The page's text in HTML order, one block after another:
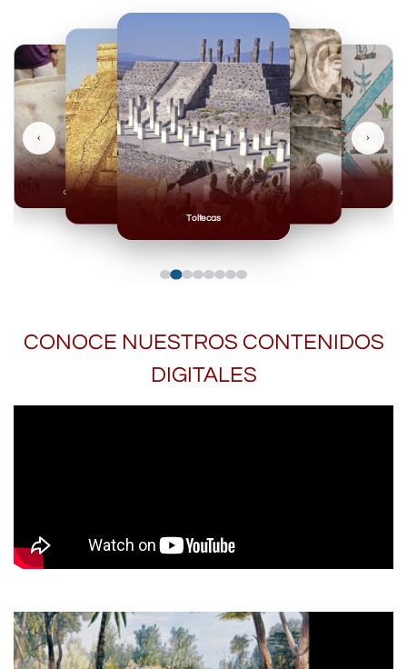
Toltecas
Mexicas
Olmecas
‹ ›
CONOCE NUESTROS CONTENIDOS
DIGITALES